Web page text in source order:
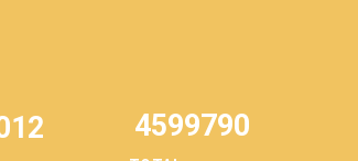
4599790